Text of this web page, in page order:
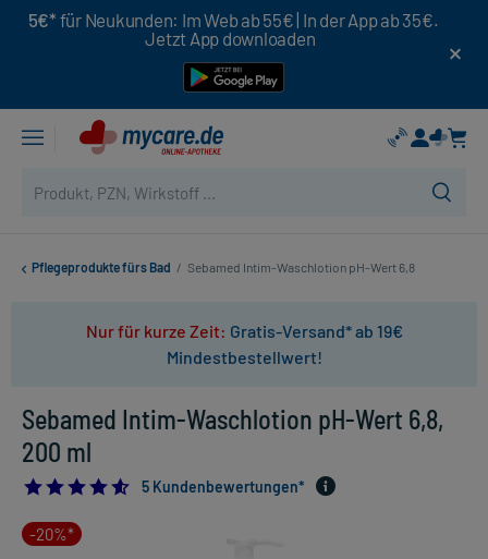
5€* für Neukunden: Im Web ab 55€ | In der App ab 35€.
Jetzt App downloaden
Pflegeprodukte fürs Bad / Sebamed Intim-Waschlotion pH-Wert 6,8
Nur für kurze Zeit: Gratis-Versand* ab 19€
Mindestbestellwert!
Sebamed Intim-Waschlotion pH-Wert 6,8,
200 ml
4.6
5 Kundenbewertungen*
-20%*